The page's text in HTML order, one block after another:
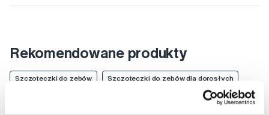
Rekomendowane produkty
Szczoteczki do zębów Szczoteczki do zębów dla dorosłych